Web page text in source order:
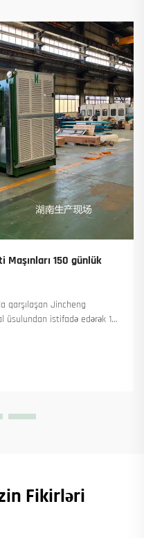
150 günlük
qarşılaşan Jincheng
istifadə edərək 18
Fikirləri